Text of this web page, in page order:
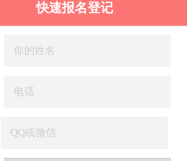
快速报名登记